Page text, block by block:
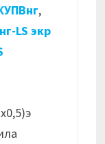
,
LS экр